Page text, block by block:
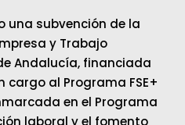
una subvención de la
y Trabajo
Andalucía, financiada
cargo al Programa FSE+
en el Programa
laboral y el fomento